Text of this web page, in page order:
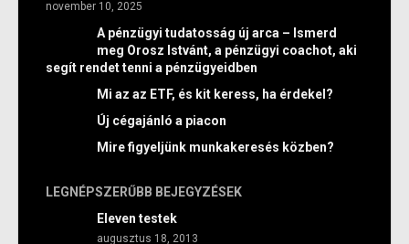
november 10, 2025
A pénzügyi tudatosság új arca – Ismerd
meg Orosz Istvánt, a pénzügyi coachot, aki
segít rendet tenni a pénzügyeidben
Mi az az ETF, és kit keress, ha érdekel?
Új cégajánló a piacon
Mire figyeljünk munkakeresés közben?
LEGNÉPSZERŰBB BEJEGYZÉSEK
Eleven testek
augusztus 18, 2013